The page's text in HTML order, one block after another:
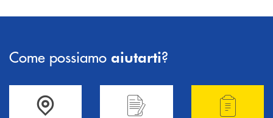
Come possiamo aiutarti?
Accedi all' elenco completo delle filiali .Hai bisogno di informazioni? Contattaci !
Hai bisogno di